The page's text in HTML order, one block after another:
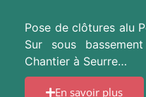
Pose de clôtures alu
Sur sous
Chantier à Seurre…
En savoir plus